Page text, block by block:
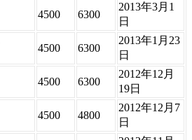
4500 6300
2013年3月1
日
4500 6300
2013年1月23
日
4500 6300
2012年12月
19日
4500 4800
2012年12月7
日